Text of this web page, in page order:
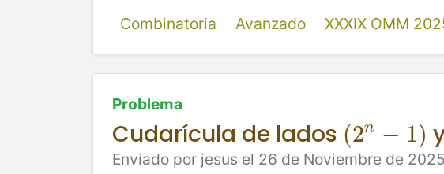
Combinatoria
Avanzado XXXIX OMM
Problema
Cudarícula de lados (2n − 1)
(2n −1 )
Enviado por jesus el 26 de Noviembre de